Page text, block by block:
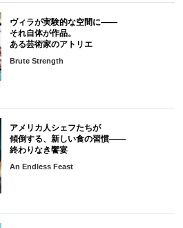
ヴィラが実験的な空間に――
それ自体が作品。
ある芸術家のアトリエ
Brute Strength
アメリカ人シェフたちが
傾倒する、新しい食の習慣――
終わりなき饗宴
An Endless Feast